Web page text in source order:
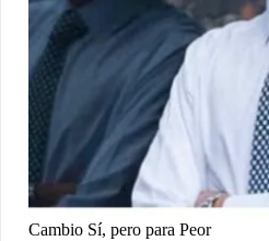
Cambio Sí, pero para Peor